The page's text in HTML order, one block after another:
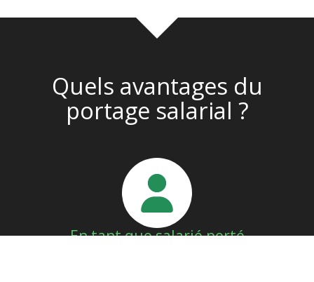
Quels avantages du
portage salarial ?
En tant que salarié porté